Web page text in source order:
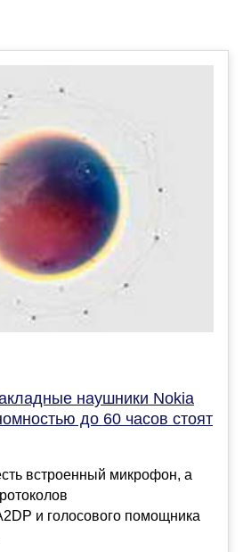
наушники Nokia
до 60 часов стоят
встроенный микрофон, а
и голосового помощника